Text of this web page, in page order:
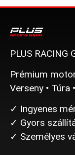
PLUS RACING
Prémium
Verseny • Túra
✓ Ingyenes
✓ Gyors
✓ Személyes